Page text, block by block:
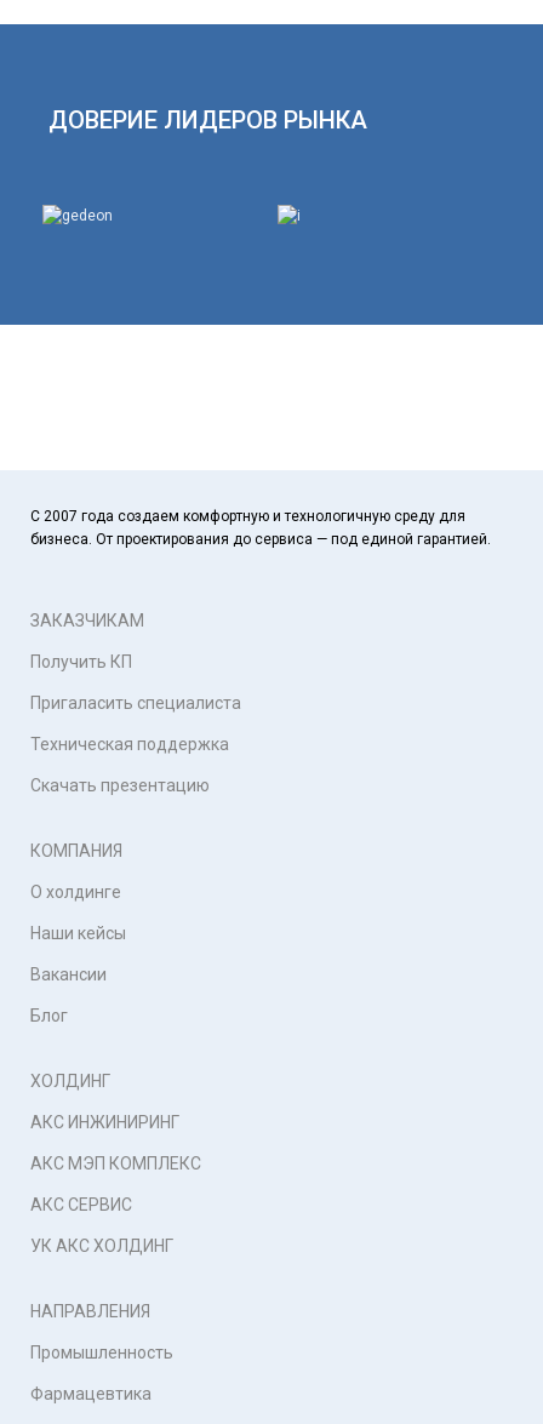
ДОВЕРИЕ ЛИДЕРОВ РЫНКА
С 2007 года создаем комфортную и технологичную среду для
бизнеса. От проектирования до сервиса — под единой гарантией.
ЗАКАЗЧИКАМ
Получить КП
Пригаласить специалиста
Техническая поддержка
Скачать презентацию
КОМПАНИЯ
О холдинге
Наши кейсы
Вакансии
Блог
ХОЛДИНГ
АКС ИНЖИНИРИНГ
АКС МЭП КОМПЛЕКС
АКС СЕРВИС
УК АКС ХОЛДИНГ
НАПРАВЛЕНИЯ
Промышленность
Фармацевтика